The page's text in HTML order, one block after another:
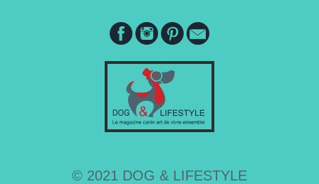
© 2021 DOG & LIFESTYLE